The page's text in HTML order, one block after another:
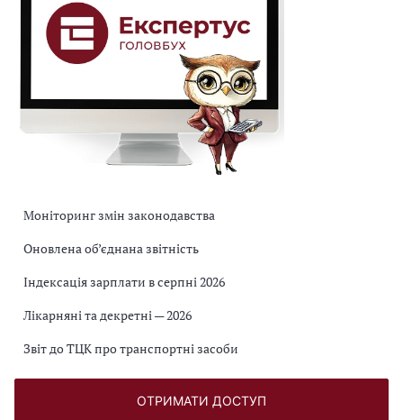
Моніторинг змін законодавства
Оновлена об’єднана звітність
Індексація зарплати в серпні 2026
Лікарняні та декретні — 2026
Звіт до ТЦК про транспортні засоби
ОТРИМАТИ ДОСТУП